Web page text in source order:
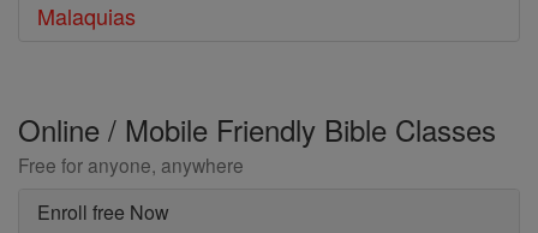
Malaquias
Online / Mobile Friendly Bible Classes
Free for anyone, anywhere
Enroll free Now